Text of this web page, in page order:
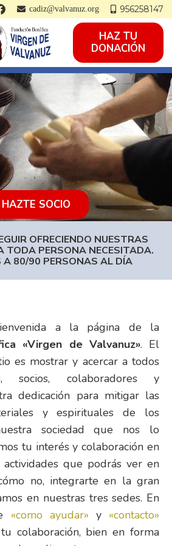
cadiz@valvanuz.org 956258147
HAZ TU
DONACIÓN
HAZTE SOCIO
OFRECIENDO NUESTRAS
TODA PERSONA NECESITADA.
A 80/90 PERSONAS AL DÍA
a la página de la
«Virgen de Valvanuz». El
es mostrar y acercar a todos
socios, colaboradores y
dedicación para mitigar las
y espirituales de los
sociedad que nos lo
tu interés y colaboración en
actividades que podrás ver en
no, integrarte en la gran
en nuestras tres sedes. En
«como ayudar» y «contacto»
colaboración, bien en forma